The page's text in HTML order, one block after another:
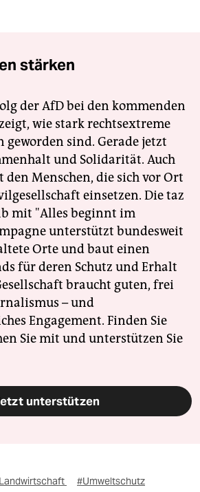
stärken
der AfD bei den kommenden
wie stark rechtsextreme
geworden sind. Gerade jetzt
und Solidarität. Auch
Menschen, die sich vor Ort
einsetzen. Die taz
mit "Alles beginnt im
unterstützt bundesweit
Orte und baut einen
für deren Schutz und Erhalt
braucht guten, frei
– und
Engagement. Finden Sie
Sie mit und unterstützen Sie
unterstützen
#Umweltschutz